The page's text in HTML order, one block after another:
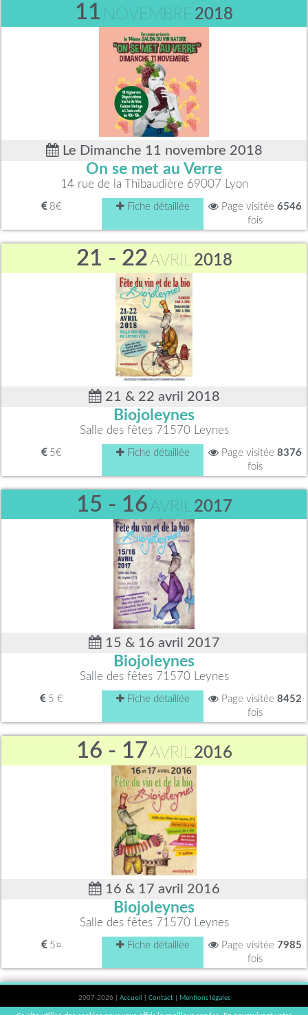
11 NOVEMBRE 2018
Le Dimanche 11 novembre 2018
On se met au Verre
14 rue de la Thibaudière 69007 Lyon
8€ Fiche détaillée Page visitée 6546
fois
21 - 22 AVRIL 2018
21 & 22 avril 2018
Biojoleynes
Salle des fêtes 71570 Leynes
5€ Fiche détaillée Page visitée 8376
fois
15 - 16 AVRIL 2017
15 & 16 avril 2017
Biojoleynes
Salle des fêtes 71570 Leynes
5 € Fiche détaillée Page visitée 8452
fois
16 - 17 AVRIL 2016
16 & 17 avril 2016
Biojoleynes
Salle des fêtes 71570 Leynes
5¤ Fiche détaillée Page visitée 7985
fois
2007-2026 | Accueil Contact
Mentions légales
L'abus d'alcool est dangereux pour la santé, à consommer avec modération. |